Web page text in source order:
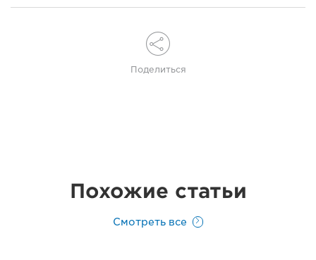
Поделиться
Похожие статьи
Смотреть все